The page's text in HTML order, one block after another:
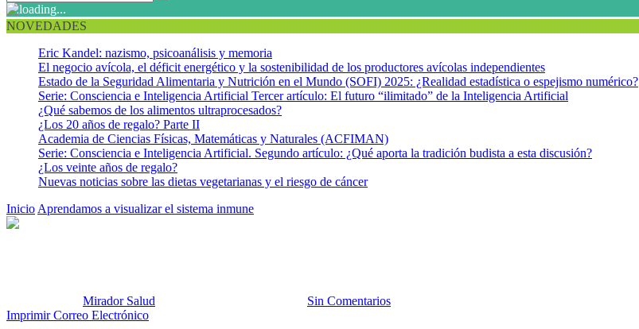
NOVEDADES
Eric Kandel: nazismo, psicoanálisis y memoria
El negocio avícola, el déficit energético y la sostenibilidad de los productores avícolas independientes
Estado de la Seguridad Alimentaria y Nutrición en el Mundo (SOFI) 2025: ¿Realidad estadística o espejismo numérico?
Serie: Consciencia e Inteligencia Artificial Tercer artículo: El futuro “ilimitado” de la Inteligencia Artificial
¿Qué sabemos de los alimentos ultraprocesados?
¿Los 20 años de regalo? Parte II
Academia de Ciencias Físicas, Matemáticas y Naturales (ACFIMAN)
Serie: Consciencia e Inteligencia Artificial. Segundo artículo: ¿Qué aporta la tradición budista a esta discusión?
¿Los veinte años de regalo?
Nuevas noticias sobre las dietas vegetarianas y el riesgo de cáncer
Inicio Aprendamos a visualizar el sistema inmune
Mirador Salud
Sin Comentarios
Imprimir Correo Electrónico